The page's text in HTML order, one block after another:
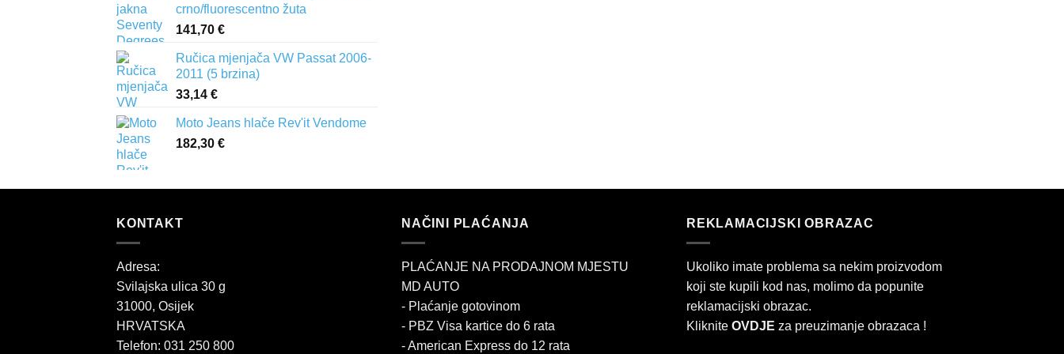
crno/fluorescentno žuta
141,70 €
Ručica mjenjača VW Passat 2006-
2011 (5 brzina)
33,14 €
Moto Jeans hlače Rev'it Vendome
182,30 €
KONTAKT
Adresa:
Svilajska ulica 30 g
31000, Osijek
HRVATSKA
Telefon: 031 250 800
NAČINI PLAĆANJA
PLAĆANJE NA PRODAJNOM MJESTU
MD AUTO
- Plaćanje gotovinom
- PBZ Visa kartice do 6 rata
- American Express do 12 rata
REKLAMACIJSKI OBRAZAC
Ukoliko imate problema sa nekim proizvodom
koji ste kupili kod nas, molimo da popunite
reklamacijski obrazac.
Kliknite OVDJE za preuzimanje obrazaca !